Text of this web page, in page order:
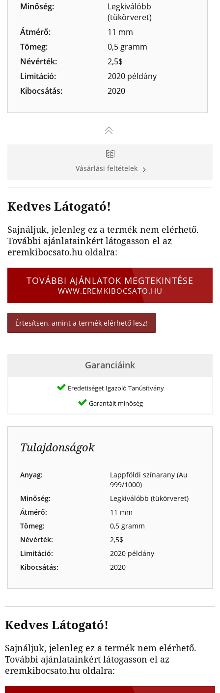
Minőség:
Legkiválóbb
(tükörveret)
Átmérő:
11 mm
Tömeg:
0,5 gramm
Névérték:
2,5$
Limitáció:
2020 példány
Kibocsátás:
2020
Vásárlási feltételek
Kedves Látogató!
Sajnáljuk, jelenleg ez a termék nem elérhető.
További ajánlatainkért látogasson el az
eremkibocsato.hu oldalra:
TOVÁBBI AJÁNLATOK MEGTEKINTÉSE
WWW.EREMKIBOCSATO.HU
Értesítsen, amint a termék elérhető lesz!
Garanciáink
Eredetiséget Igazoló Tanúsítvány
Garantált minőség
Tulajdonságok
Anyag:
Lappföldi színarany (Au
999/1000)
Minőség:
Legkiválóbb (tükörveret)
Átmérő:
11 mm
Tömeg:
0,5 gramm
Névérték:
2,5$
Limitáció:
2020 példány
Kibocsátás:
2020
Kedves Látogató!
Sajnáljuk, jelenleg ez a termék nem elérhető.
További ajánlatainkért látogasson el az
eremkibocsato.hu oldalra: